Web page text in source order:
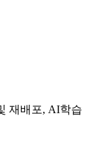
재배포, AI학습